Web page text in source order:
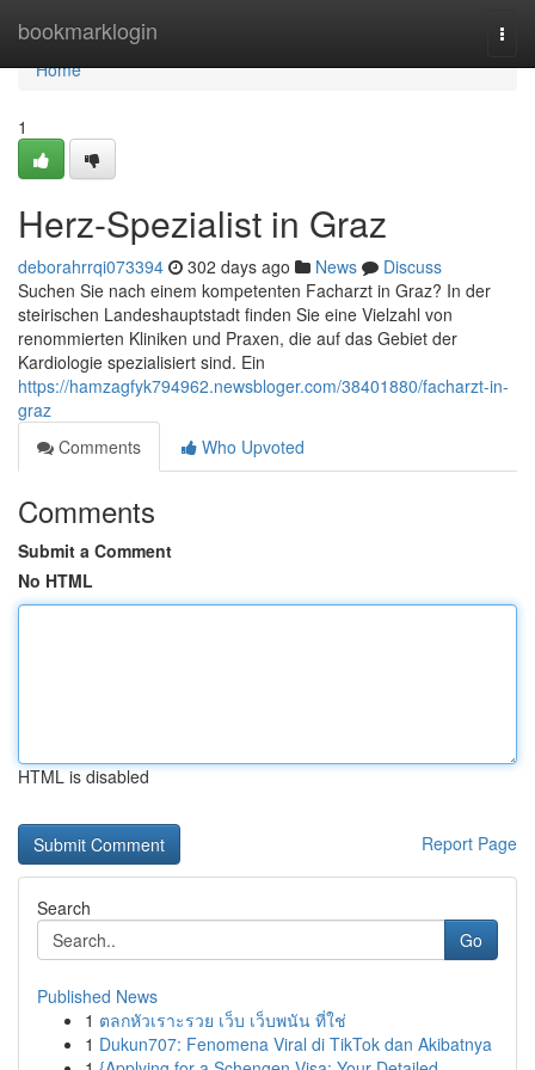
bookmarklogin
Home
Home
1
Herz-Spezialist in Graz
deborahrrqi073394 302 days ago News
Discuss
Suchen Sie nach einem kompetenten Facharzt in Graz? In der
steirischen Landeshauptstadt finden Sie eine Vielzahl von
renommierten Kliniken und Praxen, die auf das Gebiet der
Kardiologie spezialisiert sind. Ein
https://hamzagfyk794962.newsbloger.com/38401880/facharzt-in-
graz
Comments
Who Upvoted
Comments
Submit a Comment
No HTML
HTML is disabled
Report Page
Search
Go
Published News
1 ตลกหัวเราะรวย เว็บ เว็บพนัน ที่ใช่
1 Dukun707: Fenomena Viral di TikTok dan Akibatnya